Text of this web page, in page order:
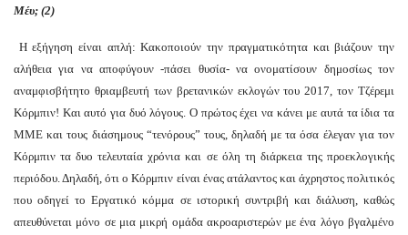
Μέυ; (2)
Η εξήγηση είναι απλή: Κακοποιούν την πραγματικότητα και βιάζουν την
αλήθεια για να αποφύγουν -πάσει θυσία- να ονοματίσουν δημοσίως τον
αναμφισβήτητο θριαμβευτή των βρετανικών εκλογών του 2017, τον Τζέρεμι
Κόρμπιν! Και αυτό για δυό λόγους. Ο πρώτος έχει να κάνει με αυτά τα ίδια τα
ΜΜΕ και τους διάσημους “τενόρους” τους, δηλαδή με τα όσα έλεγαν για τον
Κόρμπιν τα δυο τελευταία χρόνια και σε όλη τη διάρκεια της προεκλογικής
περιόδου. Δηλαδή, ότι ο Κόρμπιν είναι ένας ατάλαντος και άχρηστος πολιτικός
που οδηγεί το Εργατικό κόμμα σε ιστορική συντριβή και διάλυση, καθώς
απευθύνεται μόνο σε μια μικρή ομάδα ακροαριστερών με ένα λόγο βγαλμένο